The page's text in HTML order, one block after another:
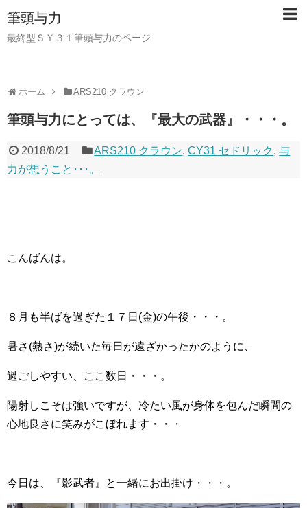
筆頭与力
最終型ＳＹ３１筆頭与力のページ
ホーム ARS210 クラウン
筆頭与力にとっては、『最大の武器』・・・。
2018/8/21 ARS210 クラウン,CY31 セドリック ,与
力が想うこと･･･。
こんばんは。
８月も半ばを過ぎた１７日(金)の午後・・・。
暑さ(熱さ)が続いた毎日が遠ざかったかのように、
過ごしやすい、ここ数日・・・。
陽射しこそは強いですが、冷たい風が身体を包んだ瞬間の
心地良さに笑みがこぼれます・・・
今日は、『影武者』と一緒にお出掛け・・・。